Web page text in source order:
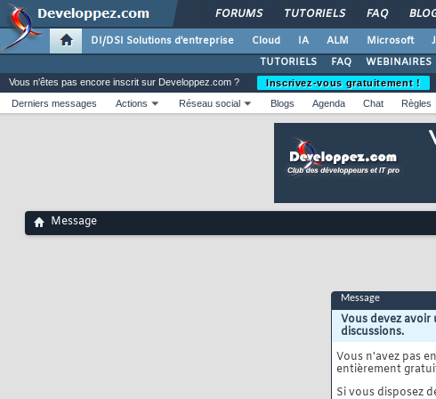
FORUMS TUTORIELS FAQ
DI/DSI Solutions d'entreprise Cloud IA ALM Microsoft
TUTORIELS
FAQ WEBINAIRES
Vous n'êtes pas encore inscrit sur Developpez.com ?
Inscrivez-vous gratuitement !
Derniers messages
Actions Réseau social Blogs Agenda Chat Règles
Message
Message
Vous devez
discussions.
Vous n'avez pas
entièrement
Si vous disposez